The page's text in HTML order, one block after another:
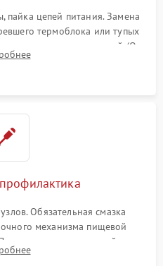
пайка цепей питания. Замена
термоблока или тупых
уплотнителей (O-
надежного устранения
Обязательная смазка
механизма пищевой
программной
от кофейных масел.